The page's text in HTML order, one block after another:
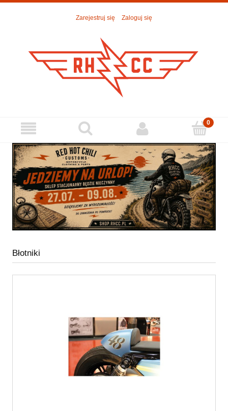
Zarejestruj się Zaloguj się
Błotniki